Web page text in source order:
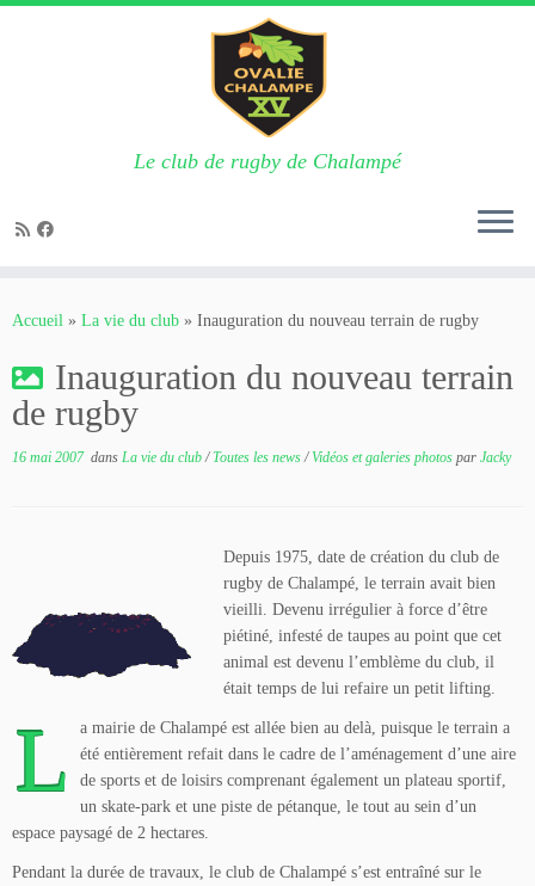
Le club de rugby de Chalampé
Accueil » La vie du club » Inauguration du nouveau terrain de rugby
Inauguration du nouveau terrain
de rugby
16 mai 2007dans La vie du club/Toutes les news/Vidéos et galeries photos par Jacky
Depuis 1975, date de création du club de
rugby de Chalampé, le terrain avait bien
vieilli. Devenu irrégulier à force d’être
piétiné, infesté de taupes au point que cet
animal est devenu l’emblème du club, il
était temps de lui refaire un petit lifting.
L
a mairie de Chalampé est allée bien au delà, puisque le terrain a
été entièrement refait dans le cadre de l’aménagement d’une aire
de sports et de loisirs comprenant également un plateau sportif,
un skate-park et une piste de pétanque, le tout au sein d’un
espace paysagé de 2 hectares.
Pendant la durée de travaux, le club de Chalampé s’est entraîné sur le